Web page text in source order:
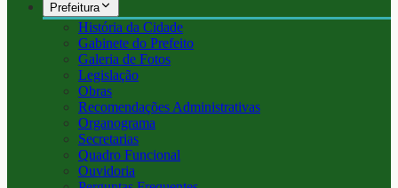
Prefeitura
História da Cidade
Gabinete do Prefeito
Galeria de Fotos
Legislação
Obras
Recomendações Administrativas
Organograma
Secretarias
Quadro Funcional
Ouvidoria